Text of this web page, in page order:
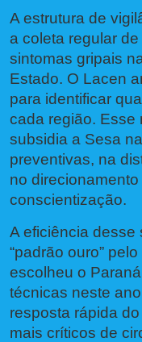
A estrutura de
a coleta regular
sintomas gripais
Estado. O Lacen
para identificar
cada região. Esse
subsidia a Sesa
preventivas, na
no
conscientização.
A eficiência desse
“padrão ouro”
escolheu o
técnicas neste
resposta rápida
mais críticos de